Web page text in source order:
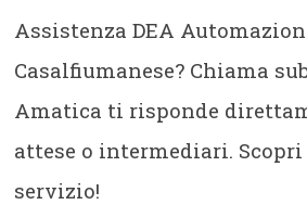
Assistenza DEA
Casalfiumanese? Chiama
Amatica ti risponde
attese o intermediari.
servizio!